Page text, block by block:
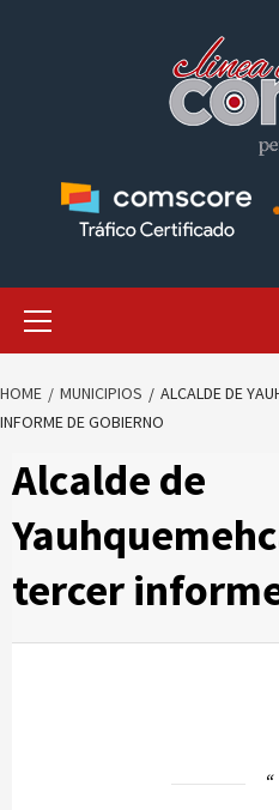
HOME MUNICIPIOS
ALCALDE DE
INFORME DE GOBIERNO
Alcalde de
tercer